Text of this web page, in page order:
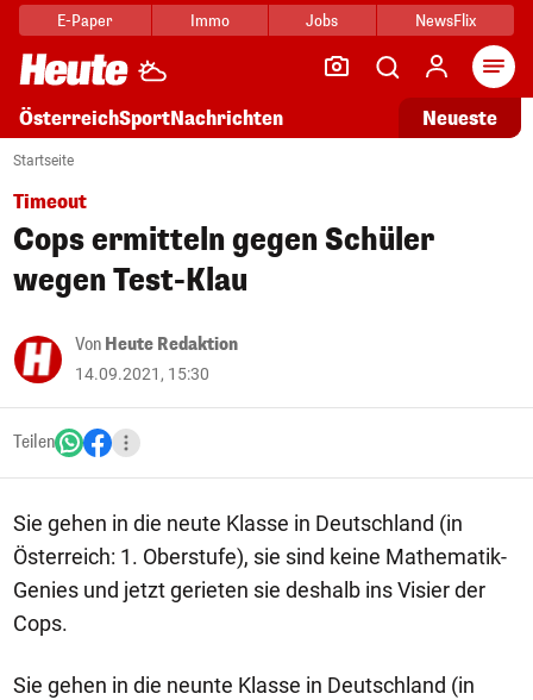
E-Paper Immo Jobs NewsFlix
ÖsterreichSportNachrichten Neueste
Startseite
Timeout
Cops ermitteln gegen Schüler
wegen Test-Klau
Von Heute Redaktion
14.09.2021, 15:30
Teilen
Sie gehen in die neute Klasse in Deutschland (in
Österreich: 1. Oberstufe), sie sind keine Mathematik-
Genies und jetzt gerieten sie deshalb ins Visier der
Cops.
Sie gehen in die neunte Klasse in Deutschland (in